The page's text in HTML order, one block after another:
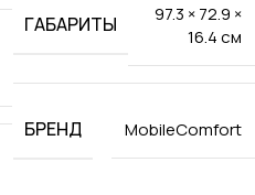
ГАБАРИТЫ
97.3 × 72.9 ×
16.4 см
БРЕНД MobileComfort